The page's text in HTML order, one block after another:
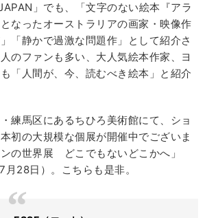
」でも、「文字のない絵本『アラ
なったオーストラリアの画家・映像作
「静かで過激な問題作」として紹介さ
のファンも多い、大人気絵本作家、ヨ
「人間が、今、読むべき絵本」と紹介
練馬区にあるちひろ美術館にて、ショ
初の大規模な個展が開催中でございま
の世界展 どこでもないどこかへ」
月28日）。こちらも是非。